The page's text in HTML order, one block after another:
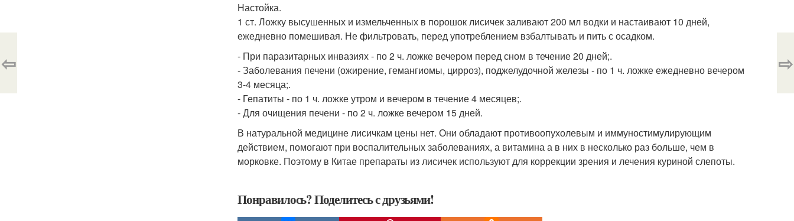
Настойка.
1 ст. Ложку высушенных и измельченных в порошок лисичек заливают 200 мл водки и настаивают 10 дней,
ежедневно помешивая. Не фильтровать, перед употреблением взбалтывать и пить с осадком.
- При паразитарных инвазиях - по 2 ч. ложке вечером перед сном в течение 20 дней;.
- Заболевания печени (ожирение, гемангиомы, цирроз), поджелудочной железы - по 1 ч. ложке ежедневно вечером
3-4 месяца;.
- Гепатиты - по 1 ч. ложке утром и вечером в течение 4 месяцев;.
- Для очищения печени - по 2 ч. ложке вечером 15 дней.
В натуральной медицине лисичкам цены нет. Они обладают противоопухолевым и иммуностимулирующим
действием, помогают при воспалительных заболеваниях, а витамина а в них в несколько раз больше, чем в
морковке. Поэтому в Китае препараты из лисичек используют для коррекции зрения и лечения куриной слепоты.
Понравилось? Поделитесь с друзьями!
⇦ ⇨